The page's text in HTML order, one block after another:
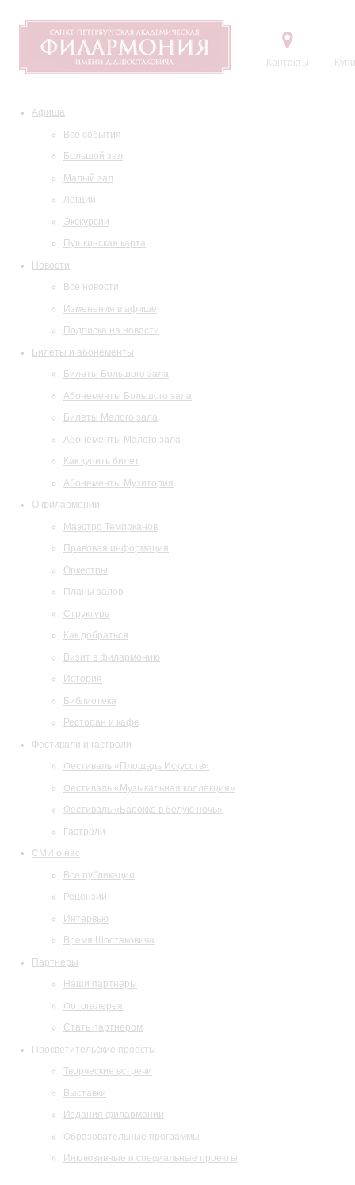
Контакты
Афиша
Все события
Большой зал
Малый зал
Лекции
Экскурсии
Пушкинская карта
Новости
Все новости
Изменения в афише
Подписка на новости
Билеты и абонементы
Билеты Большого зала
Абонементы Большого зала
Билеты Малого зала
Абонементы Малого зала
Как купить билет
Абонементы Музитория
О филармонии
Маэстро Темирканов
Правовая информация
Оркестры
Планы залов
Структура
Как добраться
Визит в филармонию
История
Библиотека
Ресторан и кафе
Фестивали и гастроли
Фестиваль «Площадь Искусств»
Фестиваль «Музыкальная коллекция»
Фестиваль «Барокко в белую ночь»
Гастроли
СМИ о нас
Все публикации
Рецензии
Интервью
Время Шостаковича
Партнеры
Наши партнеры
Фотогалерея
Стать партнером
Просветительские проекты
Творческие встречи
Выставки
Издания филармонии
Образовательные программы
Инклюзивные и специальные проекты